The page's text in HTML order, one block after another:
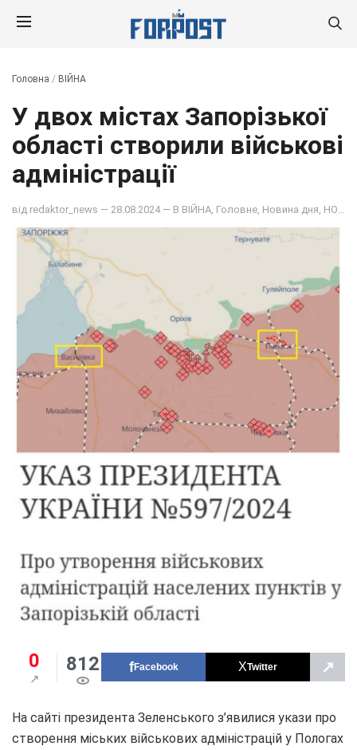
Головна / ВІЙНА
У двох містах Запорізької
області створили військові
адміністрації
від redaktor_news — 28.08.2024 — В ВІЙНА Головне Новина дня НОВИНИ
0 812 Facebook Twitter ↗
На сайті президента Зеленського з’явилися укази про
створення міських військових адміністрацій у Пологах